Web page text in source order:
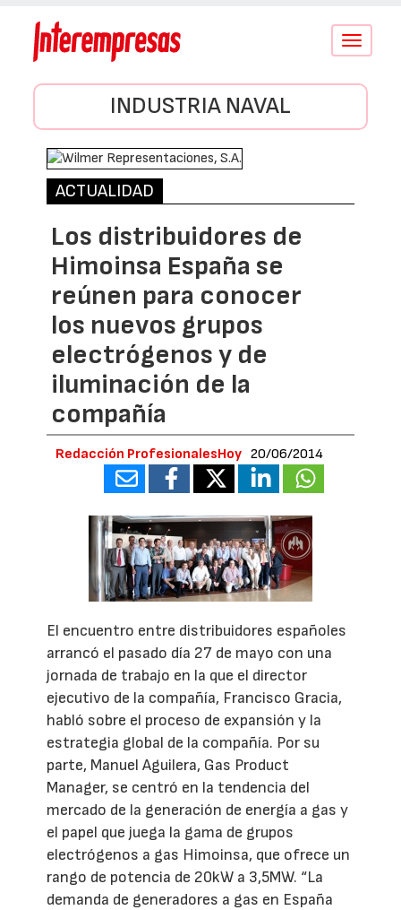
Conmutar
INDUSTRIA NAVAL
ACTUALIDAD
Los distribuidores de
Himoinsa España se
reúnen para conocer
los nuevos grupos
electrógenos y de
iluminación de la
compañía
Redacción ProfesionalesHoy 20/06/2014
El encuentro entre distribuidores españoles
arrancó el pasado día 27 de mayo con una
jornada de trabajo en la que el director
ejecutivo de la compañía, Francisco Gracia,
habló sobre el proceso de expansión y la
estrategia global de la compañía. Por su
parte, Manuel Aguilera, Gas Product
Manager, se centró en la tendencia del
mercado de la generación de energía a gas y
el papel que juega la gama de grupos
electrógenos a gas Himoinsa, que ofrece un
rango de potencia de 20kW a 3,5MW. “La
demanda de generadores a gas en España